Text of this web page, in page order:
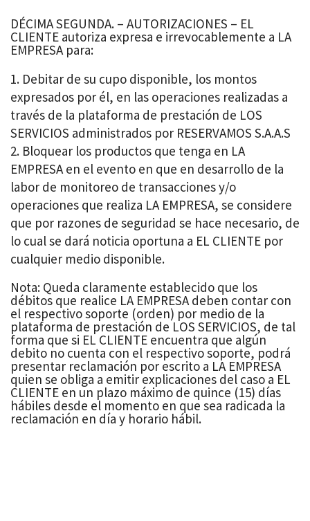
DÉCIMA SEGUNDA. – AUTORIZACIONES – EL
CLIENTE autoriza expresa e irrevocablemente a LA
EMPRESA para:
Debitar de su cupo disponible, los montos
expresados por él, en las operaciones realizadas a
través de la plataforma de prestación de LOS
SERVICIOS administrados por RESERVAMOS S.A.A.S
Bloquear los productos que tenga en LA
EMPRESA en el evento en que en desarrollo de la
labor de monitoreo de transacciones y/o
operaciones que realiza LA EMPRESA, se considere
que por razones de seguridad se hace necesario, de
lo cual se dará noticia oportuna a EL CLIENTE por
cualquier medio disponible.
Nota: Queda claramente establecido que los
débitos que realice LA EMPRESA deben contar con
el respectivo soporte (orden) por medio de la
plataforma de prestación de LOS SERVICIOS, de tal
forma que si EL CLIENTE encuentra que algún
debito no cuenta con el respectivo soporte, podrá
presentar reclamación por escrito a LA EMPRESA
quien se obliga a emitir explicaciones del caso a EL
CLIENTE en un plazo máximo de quince (15) días
hábiles desde el momento en que sea radicada la
reclamación en día y horario hábil.